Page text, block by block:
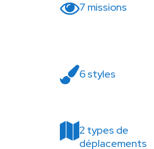
7 missions
6 styles
2 types de
déplacements